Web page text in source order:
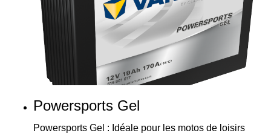
Powersports Gel
Powersports Gel : Idéale pour les motos de loisirs